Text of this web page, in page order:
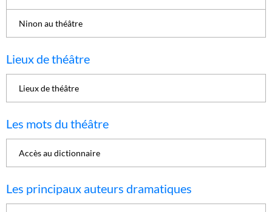
Ninon au théâtre
Lieux de théâtre
Lieux de théâtre
Les mots du théâtre
Accès au dictionnaire
Les principaux auteurs dramatiques